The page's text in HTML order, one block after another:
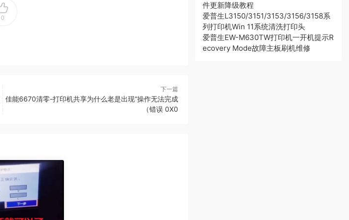
0
下一篇
佳能6670清零-打印机共享为什么老是出现“操作无法完成
（错误 0X0
件更新降级教程
爱普生L3150/3151/3153/3156/3158系
列打印机Win 11系统清洗打印头
爱普生EW-M630TW打印机一开机提示R
ecovery Mode故障主板刷机维修